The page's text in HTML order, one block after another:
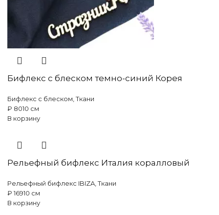
Бифлекс с блеском темно-синий Корея
Бифлекс с блеском ,Ткани
₽ 8010 см
В корзину
Рельефный бифлекс Италия коралловый
Рельефный бифлекс IBIZA ,Ткани
₽ 16910 см
В корзину